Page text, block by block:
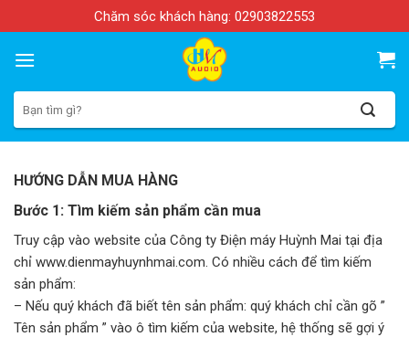
to
content
Chăm sóc khách hàng: 02903822553
for:
HƯỚNG DẪN MUA HÀNG
Bước 1: Tìm kiếm sản phẩm cần mua
Truy cập vào website của Công ty Điện máy Huỳnh Mai tại địa
chỉ www.dienmayhuynhmai.com. Có nhiều cách để tìm kiếm
sản phẩm:
– Nếu quý khách đã biết tên sản phẩm: quý khách chỉ cần gõ ”
Tên sản phẩm ” vào ô tìm kiếm của website, hệ thống sẽ gợi ý